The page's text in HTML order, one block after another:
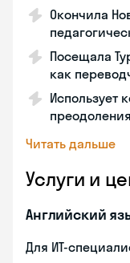
Окончила
Посещала
как
Использует
Читать дальше
Услуги и
Английский
Для ИТ-